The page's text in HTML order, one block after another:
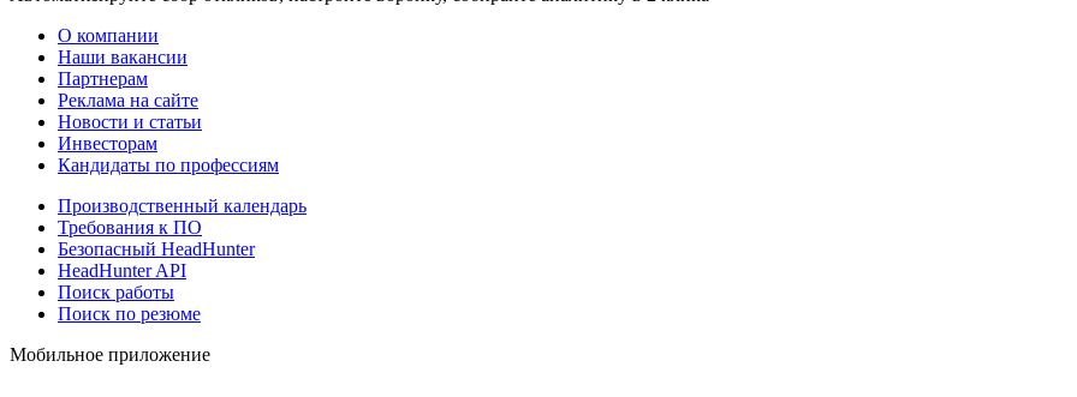
О компании
Наши вакансии
Партнерам
Реклама на сайте
Новости и статьи
Инвесторам
Кандидаты по профессиям
Производственный календарь
Требования к ПО
Безопасный HeadHunter
HeadHunter API
Поиск работы
Поиск по резюме
Мобильное приложение